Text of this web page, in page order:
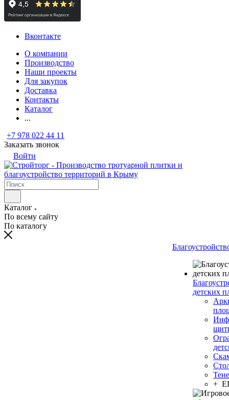
Вконтакте
О компании
Производство
Наши проекты
Для закупок
Доставка
Контакты
Каталог
...
+7 978 022 44 11
Заказать звонок
Войти
Каталог
По всему сайту
По каталогу
детских
+